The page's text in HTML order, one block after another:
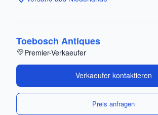
Toebosch Antiques
Premier-Verkaeufer
Verkaeufer kontaktieren
Preis anfragen